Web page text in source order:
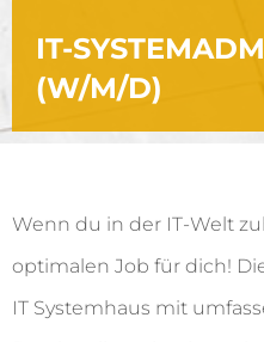
IT-
(W/M/D)
Wenn du in der IT-Welt
optimalen Job für dich!
IT Systemhaus mit